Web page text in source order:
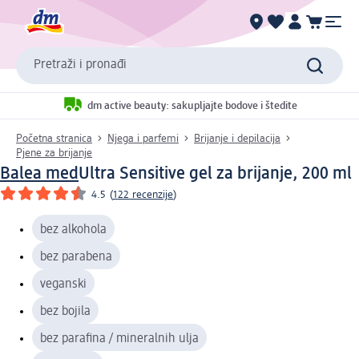
Pretraži i pronađi
dm active beauty: sakupljajte bodove i štedite
Početna stranica Njega i parfemi
Brijanje i depilacija
Pjene za brijanje
Balea medUltra Sensitive gel za brijanje, 200 ml
4.5 (122 recenzije)
bez alkohola
bez parabena
veganski
bez bojila
bez parafina / mineralnih ulja